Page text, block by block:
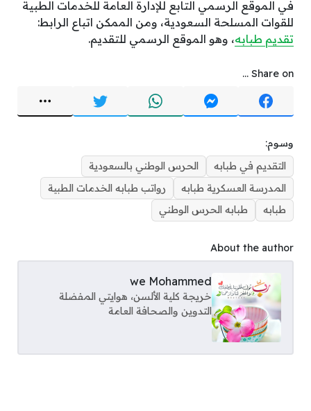
في الموقع الرسمي التابع للإدارة العامة للخدمات الطبية
للقوات المسلحة السعودية، ومن الممكن اتباع الرابط:
تقديم طبابه، وهو الموقع الرسمي للتقديم.
Share on ...
وسوم:
التقديم في طبابه
الحرس الوطني بالسعودية
المدرسة العسكرية طبابه
رواتب طبابه الخدمات الطبية
طبابه
طبابه الحرس الوطني
About the author
we Mohammed
خريجة كلية الألسن، هوايتي المفضلة
التدوين والصحافة العامة